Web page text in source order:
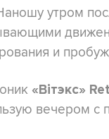
утром
и
«Вітэкс»
вечером